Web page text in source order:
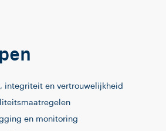
integriteit en vertrouwelijkheid
en monitoring